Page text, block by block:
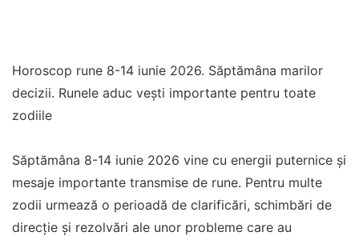
Horoscop rune 8-14 iunie 2026. Săptămâna marilor
decizii. Runele aduc vești importante pentru toate
zodiile
Săptămâna 8-14 iunie 2026 vine cu energii puternice și
mesaje importante transmise de rune. Pentru multe
zodii urmează o perioadă de clarificări, schimbări de
direcție și rezolvări ale unor probleme care au